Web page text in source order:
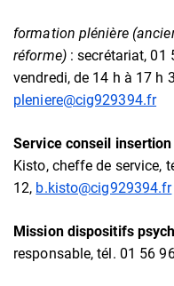
formation plénière
réforme) : secrétariat, 01
vendredi, de 14 h à 17 h
pleniere@cig929394.fr
Service conseil
Kisto, cheffe de service,
12, b.kisto@cig929394.fr
Mission dispositifs
responsable, tél. 01 56